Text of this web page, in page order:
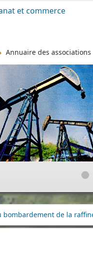
et commerce
Annuaire des associations
la raffinerie de pétrole |